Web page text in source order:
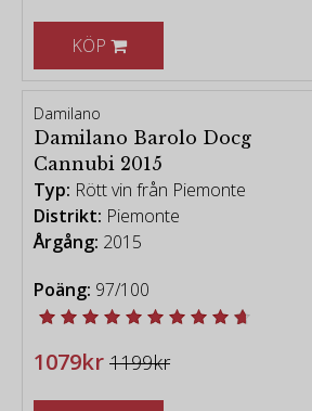
[vintage chart - Robert Parker
KÖP
Damilano
Damilano Barolo Docg
Cannubi 2015
Typ: Rött vin från Piemonte
Distrikt: Piemonte
Årgång: 2015
Poäng: 97/100
1079kr 1199kr